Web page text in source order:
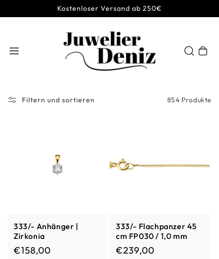
Kostenloser Versand ab 250€
Filtern und sortieren 854 Produkte
333/- Anhänger |
Zirkonia
Normaler Preis
€158,00
333/- Flachpanzer 45
cm FP030 / 1,0 mm
Normaler Preis
€239,00